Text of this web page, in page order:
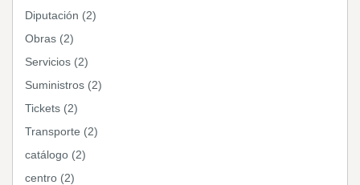
Diputación (2)
Obras (2)
Servicios (2)
Suministros (2)
Tickets (2)
Transporte (2)
catálogo (2)
centro (2)